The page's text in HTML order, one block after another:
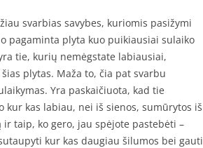
svarbias savybes, kuriomis pasižymi
pagaminta plyta kuo puikiausiai sulaiko
tie, kurių nemėgstate labiausiai,
plytas. Maža to, čia pat svarbu
Yra paskaičiuota, kad tie
kas labiau, nei iš sienos, sumūrytos iš
taip, ko gero, jau spėjote pastebėti –
kur kas daugiau šilumos bei gauti